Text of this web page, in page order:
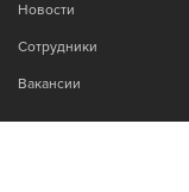
Новости
Сотрудники
Вакансии